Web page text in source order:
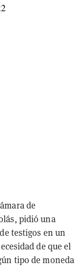
de
pidió una
testigos en un
de que el
tipo de moneda